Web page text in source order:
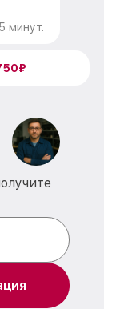
минут.